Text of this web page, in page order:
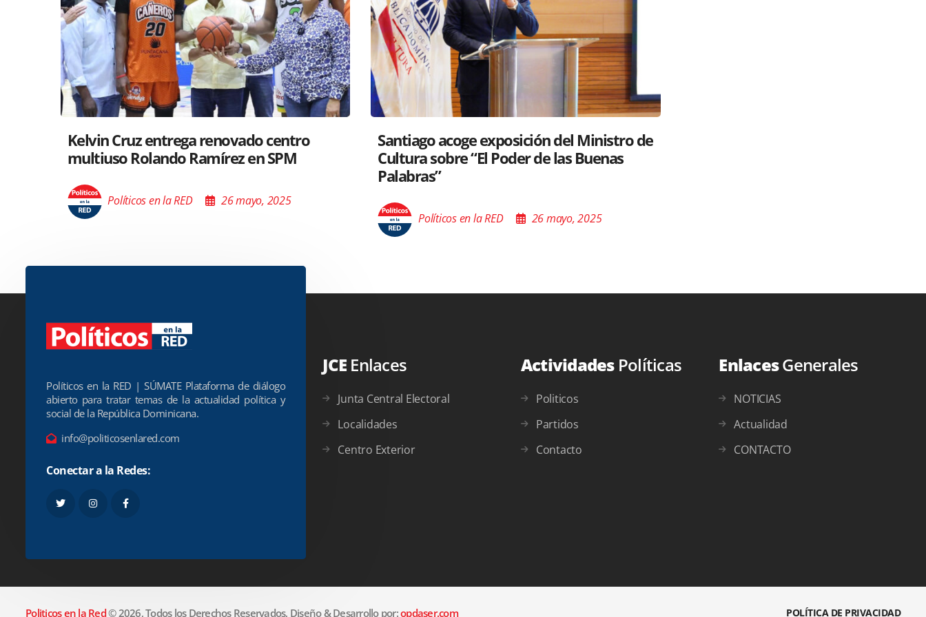
Santiago acoge exposición del Ministro de
Cultura sobre “El Poder de las Buenas
RD y Perú colaboran para proyectar su
gastronomía a nivel global
Políticos en la RED | SÚMATE Plataforma de diálogo
abierto para tratar temas de la actualidad política y
social de la República Dominicana.
info@politicosenlared.com
Conectar a la Redes:
JCE Enlaces
Junta Central Electoral
Localidades
Centro Exterior
Actividades Políticas
Politicos
Partidos
Contacto
EnlacesGenerales
NOTICIAS
Actualidad
CONTACTO
Politicos en la Red© 2026, Todos los Derechos Reservados, Diseño & Desarrollo por:opdaser.com POLÍTICA DE PRIVACIDAD